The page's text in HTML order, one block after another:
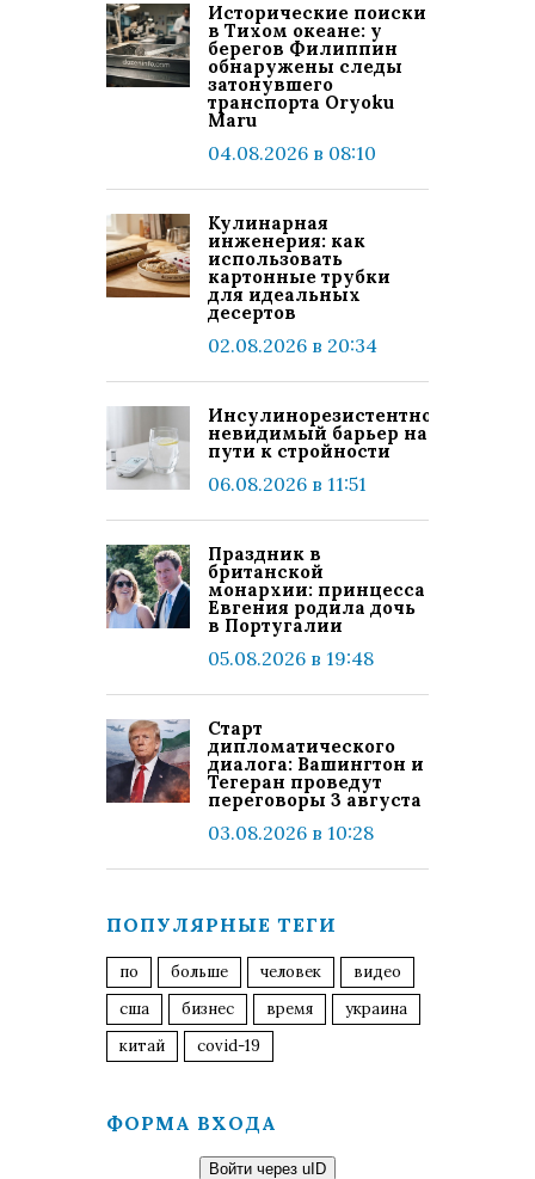
Исторические поиски
в Тихом океане: у
берегов Филиппин
обнаружены следы
затонувшего
транспорта Oryoku
Maru
04.08.2026 в 08:10
Кулинарная
инженерия: как
использовать
картонные трубки
для идеальных
десертов
02.08.2026 в 20:34
Инсулинорезистентность:
невидимый барьер на
пути к стройности
06.08.2026 в 11:51
Праздник в
британской
монархии: принцесса
Евгения родила дочь
в Португалии
05.08.2026 в 19:48
Старт
дипломатического
диалога: Вашингтон и
Тегеран проведут
переговоры 3 августа
03.08.2026 в 10:28
ПОПУЛЯРНЫЕ ТЕГИ
по больше человек
видео
сша
бизнес время
украина
китай
covid-19
ФОРМА ВХОДА
Войти через uID